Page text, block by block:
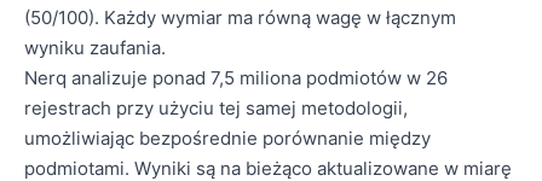
(50/100). Każdy wymiar ma równą wagę w łącznym
wyniku zaufania.
Nerq analizuje ponad 7,5 miliona podmiotów w 26
rejestrach przy użyciu tej samej metodologii,
umożliwiając bezpośrednie porównanie między
podmiotami. Wyniki są na bieżąco aktualizowane w miarę